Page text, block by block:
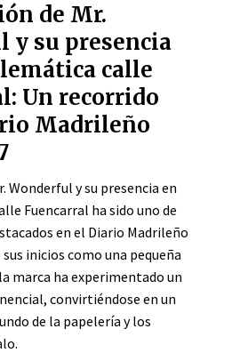
de Mr.
y su presencia
calle
Un recorrido
Madrileño
Wonderful y su presencia en
Fuencarral ha sido uno de
en el Diario Madrileño
sus inicios como una pequeña
marca ha experimentado un
convirtiéndose en un
de la papelería y los